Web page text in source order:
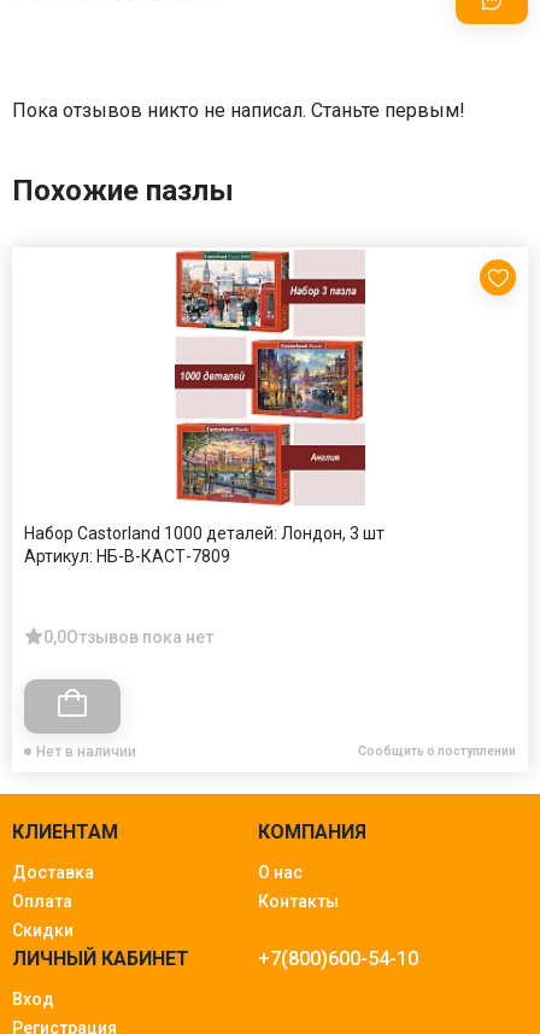
Пока отзывов никто не написал. Станьте первым!
Похожие пазлы
Набор Castorland 1000 деталей: Лондон, 3 шт
Артикул: НБ-В-КАСТ-7809
0,0Отзывов пока нет
Нет в наличии Сообщить о поступлении
КЛИЕНТАМ
Доставка
Оплата
Скидки
КОМПАНИЯ
О нас
Контакты
ЛИЧНЫЙ КАБИНЕТ
Вход
Регистрация
+7(800)600-54-10